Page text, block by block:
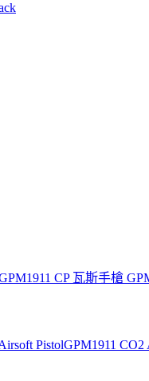
CP 瓦斯手槍
PistolGPM1911 CO2